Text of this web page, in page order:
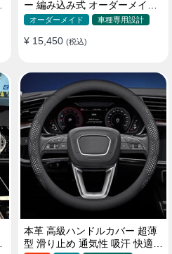
ー 編み込み式 オーダーメイド
握り感抜群 操作性アップ
オーダーメイド 車種専用設計
¥ 15,450 (税込)
本革 高級ハンドルカバー 超薄
型 滑り止め 通気性 吸汗 快適